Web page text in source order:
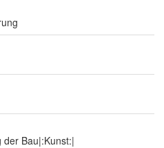
der Bau|:Kunst:|